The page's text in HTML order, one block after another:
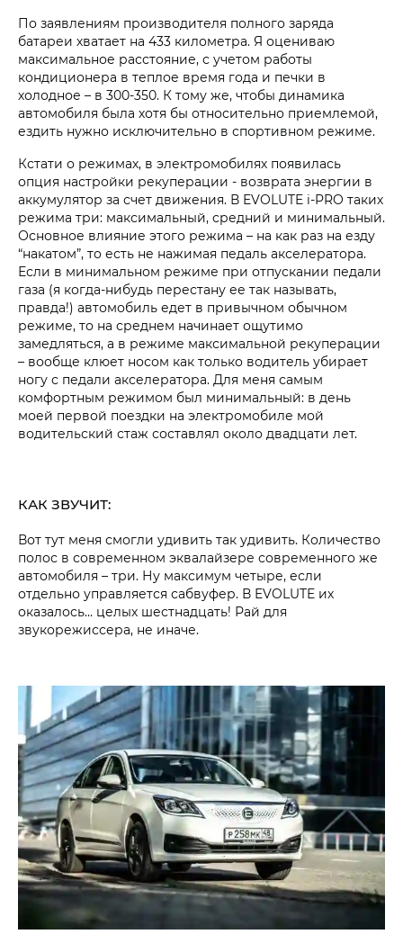
По заявлениям производителя полного заряда
батареи хватает на 433 километра. Я оцениваю
максимальное расстояние, с учетом работы
кондиционера в теплое время года и печки в
холодное – в 300-350. К тому же, чтобы динамика
автомобиля была хотя бы относительно приемлемой,
ездить нужно исключительно в спортивном режиме.
Кстати о режимах, в электромобилях появилась
опция настройки рекуперации - возврата энергии в
аккумулятор за счет движения. В EVOLUTE i‑PRO таких
режима три: максимальный, средний и минимальный.
Основное влияние этого режима – на как раз на езду
“накатом”, то есть не нажимая педаль акселератора.
Если в минимальном режиме при отпускании педали
газа (я когда-нибудь перестану ее так называть,
правда!) автомобиль едет в привычном обычном
режиме, то на среднем начинает ощутимо
замедляться, а в режиме максимальной рекуперации
– вообще клюет носом как только водитель убирает
ногу с педали акселератора. Для меня самым
комфортным режимом был минимальный: в день
моей первой поездки на электромобиле мой
водительский стаж составлял около двадцати лет.
КАК ЗВУЧИТ:
Вот тут меня смогли удивить так удивить. Количество
полос в современном эквалайзере современного же
автомобиля – три. Ну максимум четыре, если
отдельно управляется сабвуфер. В EVOLUTE их
оказалось… целых шестнадцать! Рай для
звукорежиссера, не иначе.